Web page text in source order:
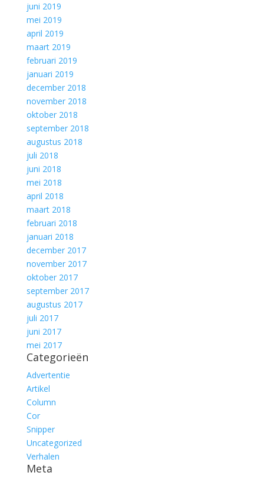
juni 2019
mei 2019
april 2019
maart 2019
februari 2019
januari 2019
december 2018
november 2018
oktober 2018
september 2018
augustus 2018
juli 2018
juni 2018
mei 2018
april 2018
maart 2018
februari 2018
januari 2018
december 2017
november 2017
oktober 2017
september 2017
augustus 2017
juli 2017
juni 2017
mei 2017
Categorieën
Advertentie
Artikel
Column
Cor
Snipper
Uncategorized
Verhalen
Meta